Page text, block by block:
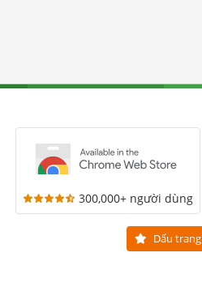
300,000+ người dùng
Dấu trang